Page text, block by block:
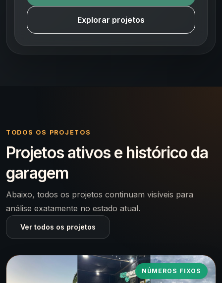
Explorar projetos
TODOS OS PROJETOS
Projetos ativos e histórico da
garagem
Abaixo, todos os projetos continuam visíveis para
análise exatamente no estado atual.
Ver todos os projetos
NÚMEROS FIXOS